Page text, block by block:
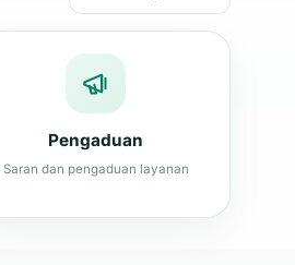
Pengaduan
Saran dan pengaduan layanan